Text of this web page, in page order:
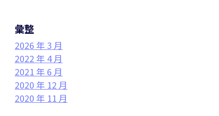
彙整
2026 年 3 月
2022 年 4 月
2021 年 6 月
2020 年 12 月
2020 年 11 月